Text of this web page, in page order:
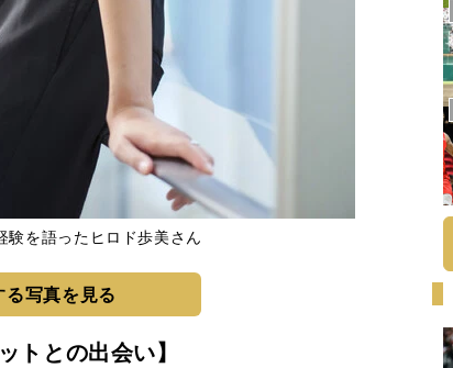
験を語ったヒロド歩美さん
る写真を見る
トとの出会い】